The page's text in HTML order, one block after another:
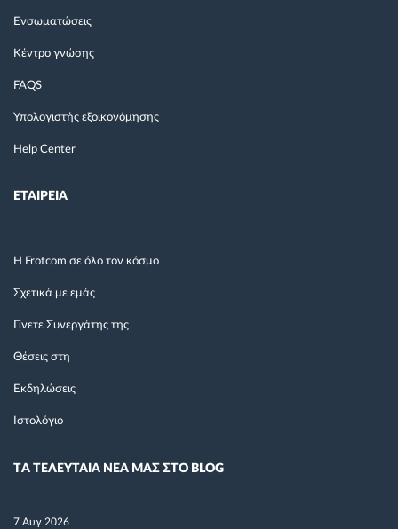
Ενσωματώσεις
Κέντρο γνώσης
FAQS
Υπολογιστής εξοικονόμησης
Help Center
ΕΤΑΙΡΕΙΑ
Η Frotcom σε όλο τον κόσμο
Σχετικά με εμάς
Γίνετε Συνεργάτης της
Θέσεις στη
Εκδηλώσεις
Ιστολόγιο
TΑ ΤΕΛΕΥΤΑΙΑ ΝΕΑ ΜΑΣ ΣΤΟ BLOG
7 Αυγ 2026